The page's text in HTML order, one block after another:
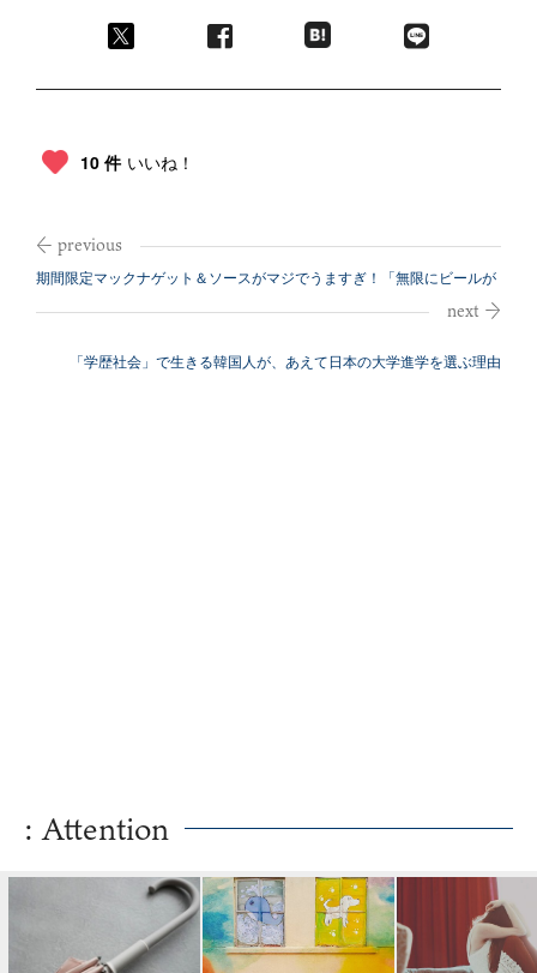
10 件 いいね！
期間限定マックナゲット＆ソースがマジでうますぎ！「無限にビールが
「学歴社会」で生きる韓国人が、あえて日本の大学進学を選ぶ理由
: Attention